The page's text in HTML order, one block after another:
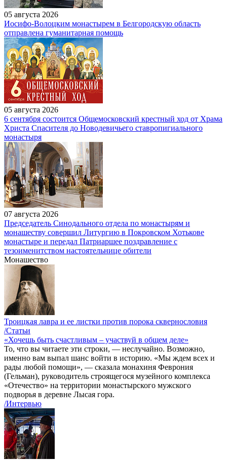
05 августа 2026
Иосифо-Волоцким монастырем в Белгородскую область
отправлена гуманитарная помощь
05 августа 2026
6 сентября состоится Общемосковский крестный ход от Храма
Христа Спасителя до Новодевичьего ставропигиального
монастыря
07 августа 2026
Председатель Синодального отдела по монастырям и
монашеству совершил Литургию в Покровском Хотькове
монастыре и передал Патриаршее поздравление с
тезоименитством настоятельнице обители
Монашество
Троицкая лавра и ее листки против порока сквернословия
/Статьи
«Хочешь быть счастливым – участвуй в общем деле»
То, что вы читаете эти строки, — неслучайно. Возможно,
именно вам выпал шанс войти в историю. «Мы ждем всех и
рады любой помощи», — сказала монахиня Феврония
(Гельман), руководитель строящегося музейного комплекса
«Отечество» на территории монастырского мужского
подворья в деревне Лысая гора.
/Интервью